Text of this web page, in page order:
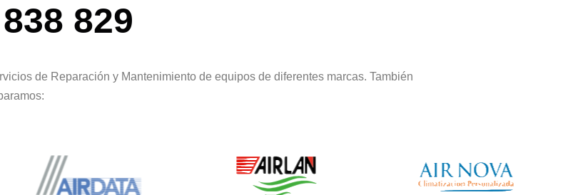
829
de Reparación y Mantenimiento de equipos de diferentes marcas. También